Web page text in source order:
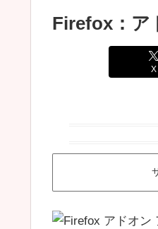
Firefox：ア
X